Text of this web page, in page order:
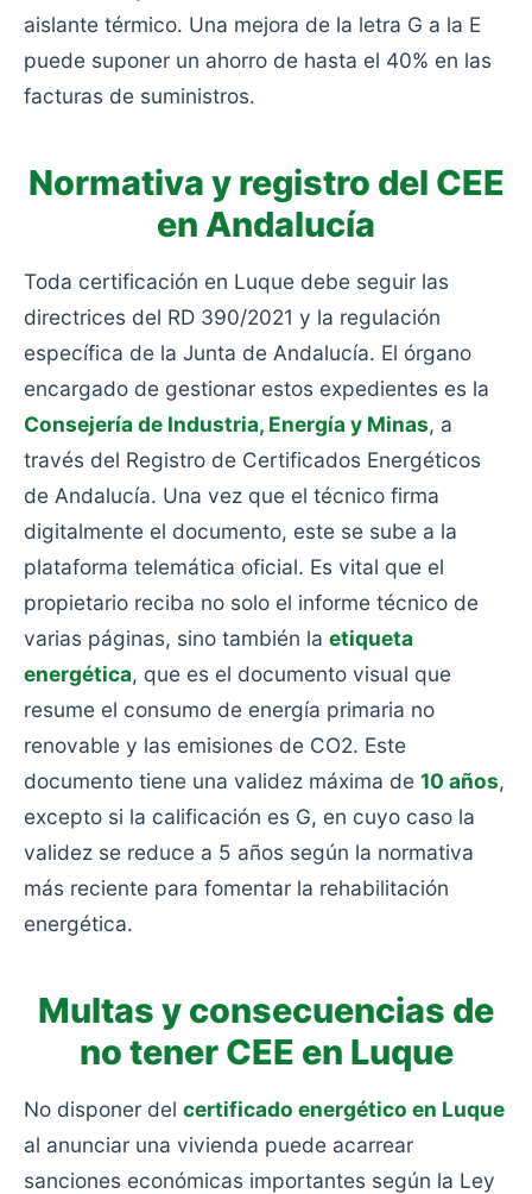
aislante térmico. Una mejora de la letra G a la E
puede suponer un ahorro de hasta el 40% en las
facturas de suministros.
Normativa y registro del CEE
en Andalucía
Toda certificación en Luque debe seguir las
directrices del RD 390/2021 y la regulación
específica de la Junta de Andalucía. El órgano
encargado de gestionar estos expedientes es la
Consejería de Industria, Energía y Minas, a
través del Registro de Certificados Energéticos
de Andalucía. Una vez que el técnico firma
digitalmente el documento, este se sube a la
plataforma telemática oficial. Es vital que el
propietario reciba no solo el informe técnico de
varias páginas, sino también la etiqueta
energética, que es el documento visual que
resume el consumo de energía primaria no
renovable y las emisiones de CO2. Este
documento tiene una validez máxima de 10 años,
excepto si la calificación es G, en cuyo caso la
validez se reduce a 5 años según la normativa
más reciente para fomentar la rehabilitación
energética.
Multas y consecuencias de
no tener CEE en Luque
No disponer del certificado energético en Luque
al anunciar una vivienda puede acarrear
sanciones económicas importantes según la Ley